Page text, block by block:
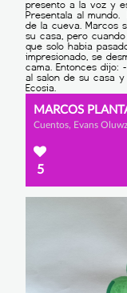
MARCOS
Cuentos, Evans
5